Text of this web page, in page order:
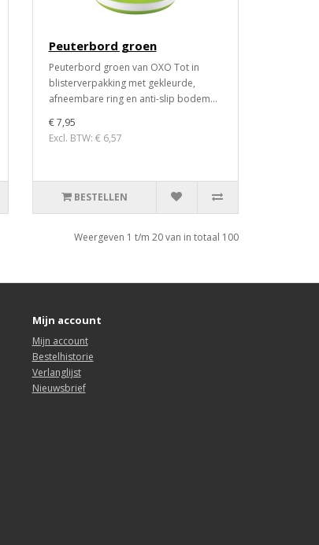
Peuterbord groen
Peuterbord groen van OXO Tot in
blisterverpakking met gekleurde,
afneembare ring en anti-slip bodem...
€ 7,95
Excl. BTW: € 6,57
BESTELLEN
Weergeven 1 t/m 20 van in totaal 100
Mijn account
Mijn account
Bestelhistorie
Verlanglijst
Nieuwsbrief